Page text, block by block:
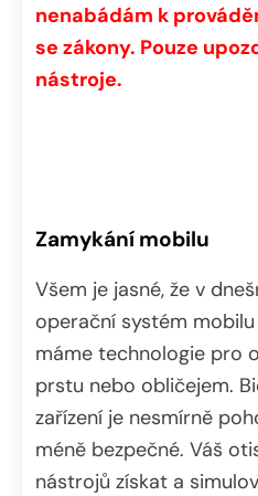
nenabádám k
se zákony. Pouze
nástroje.
Zamykání mobilu
Všem je jasné, že v
operační systém
máme technologie pro
prstu nebo obličejem.
zařízení je nesmírně
méně bezpečné. Váš
nástrojů získat a